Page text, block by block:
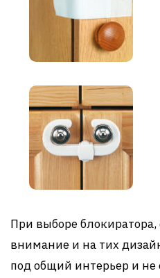
При выборе блокиратора,
внимание и на тих
под общий интерьер и не